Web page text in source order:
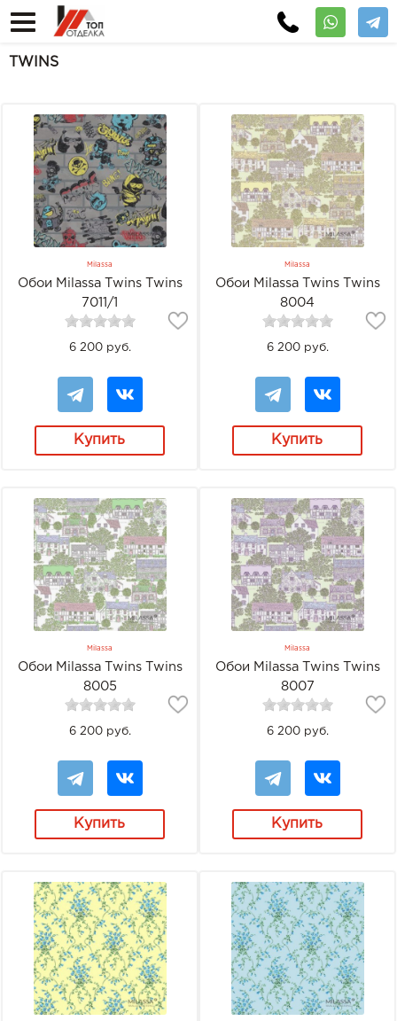
TWINS
Milassa
Обои Milassa Twins Twins
7011/1
6 200 руб.
Купить
Milassa
Обои Milassa Twins Twins
8004
6 200 руб.
Купить
Milassa
Обои Milassa Twins Twins
8005
6 200 руб.
Купить
Milassa
Обои Milassa Twins Twins
8007
6 200 руб.
Купить